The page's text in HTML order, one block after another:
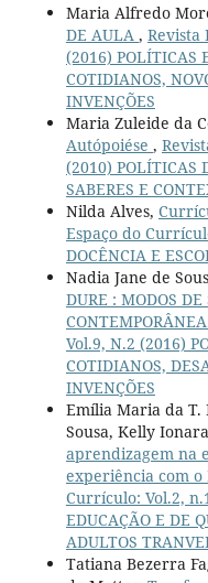
Maria Alfredo
DE AULA , Revista
(2016) POLÍTICAS
COTIDIANOS,
INVENÇÕES
Maria Zuleide da
Autópoiése ,
(2010) POLÍTICAS
SABERES E
Nilda Alves,
Espaço do
DOCÊNCIA E
Nadia Jane de
DURE : MODOS
Vol.9, N.2 (2016)
COTIDIANOS,
INVENÇÕES
Emília Maria da T.
Sousa, Kelly
aprendizagem na
experiência com o
Currículo: Vol.2,
EDUCAÇÃO E DE
ADULTOS
Tatiana Bezerra